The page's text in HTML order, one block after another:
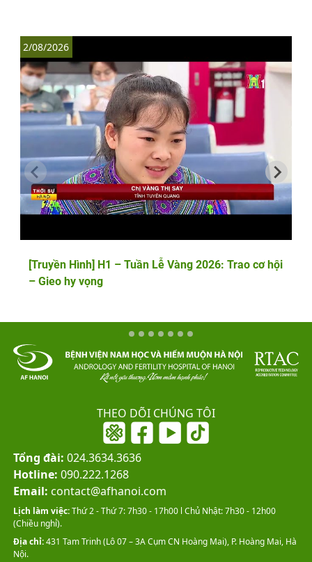
[Truyền Hình] H1 – Tuần Lễ Vàng 2026: Trao cơ hội
– Gieo hy vọng
2/08/2026
THEO DÕI CHÚNG TÔI
Tổng đài: 024.3634.3636
Hotline: 090.222.1268
Email: contact@afhanoi.com
Lịch làm việc:Thứ 2 - Thứ 7: 7h30 - 17h00 l Chủ Nhật: 7h30 - 12h00
(Chiều nghỉ).
Địa chỉ:431 Tam Trinh (Lô 07 – 3A Cụm CN Hoàng Mai), P. Hoàng Mai, Hà
Nội.